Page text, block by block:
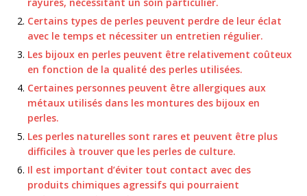
Certains types de perles peuvent perdre de leur éclat
avec le temps et nécessiter un entretien régulier.
Les bijoux en perles peuvent être relativement coûteux
en fonction de la qualité des perles utilisées.
Certaines personnes peuvent être allergiques aux
métaux utilisés dans les montures des bijoux en
perles.
Les perles naturelles sont rares et peuvent être plus
difficiles à trouver que les perles de culture.
Il est important d’éviter tout contact avec des
produits chimiques agressifs qui pourraient